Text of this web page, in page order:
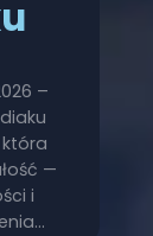
–
która
—
i